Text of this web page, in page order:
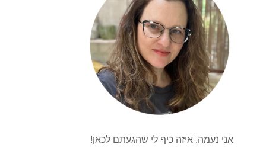
אני נעמה. איזה כיף לי שהגעתם לכאן!